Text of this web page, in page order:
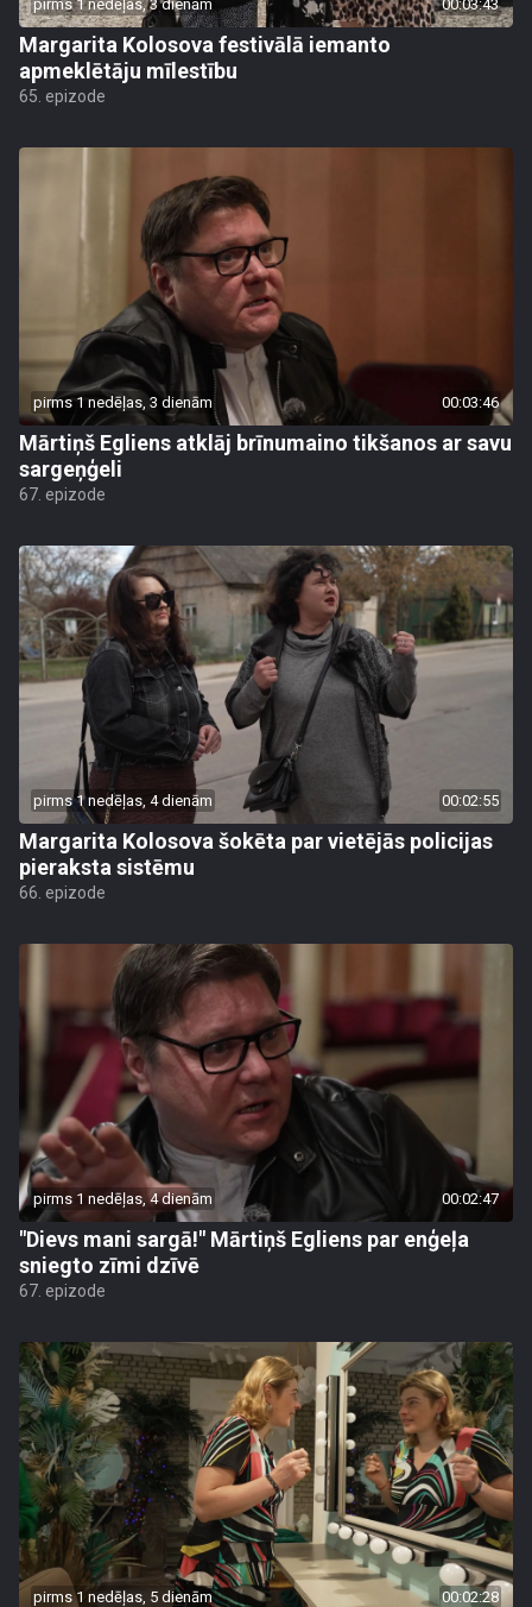
pirms 1 nedēļas, 3 dienām 00:03:43
Margarita Kolosova festivālā iemanto
apmeklētāju mīlestību
65. epizode
pirms 1 nedēļas, 3 dienām 00:03:46
Mārtiņš Egliens atklāj brīnumaino tikšanos ar savu
sargeņģeli
67. epizode
pirms 1 nedēļas, 4 dienām 00:02:55
Margarita Kolosova šokēta par vietējās policijas
pieraksta sistēmu
66. epizode
pirms 1 nedēļas, 4 dienām 00:02:47
"Dievs mani sargā!" Mārtiņš Egliens par enģeļa
sniegto zīmi dzīvē
67. epizode
pirms 1 nedēļas, 5 dienām 00:02:28